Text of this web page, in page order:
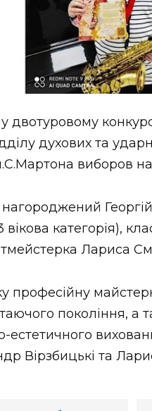
духових та
виборов
категорія),
Лариса
професійну
покоління, а
естетичного
Вірзбицькі та